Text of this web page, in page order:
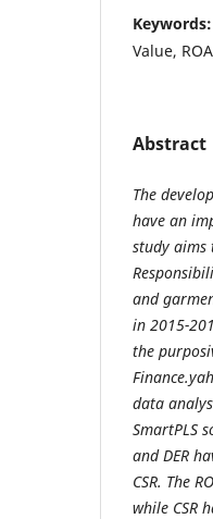
Keywords:
Value,
Abstract
The
have an
study aims
and
in 2015-
the
data
SmartPLS
and DER
CSR. The
while CSR